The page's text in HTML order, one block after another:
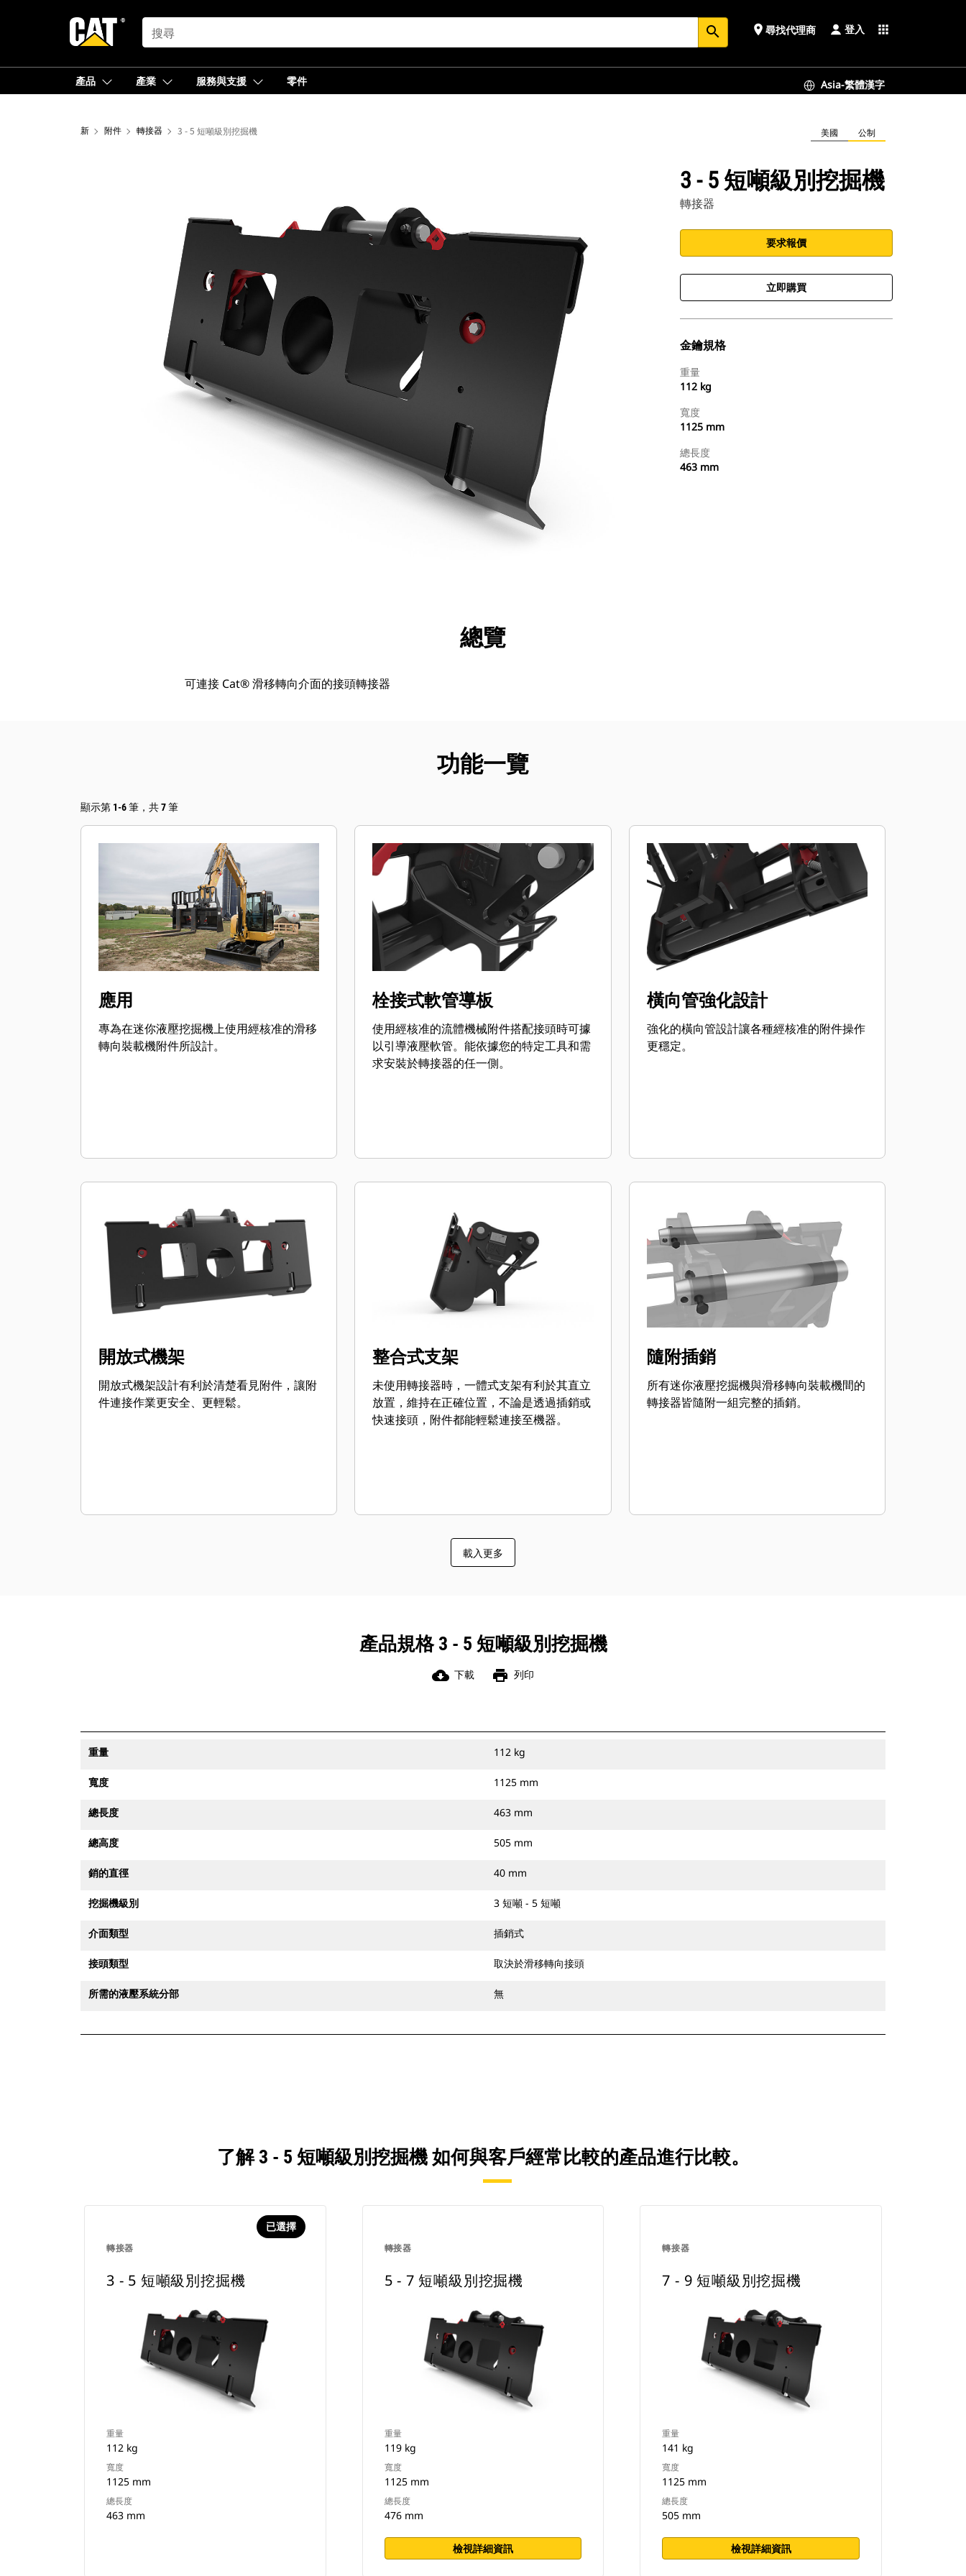
SEARCH search place 尋找代理商 登入 apps
產品 產業 服務與支援 零件 Asia-繁體漢字
新 附件 轉接器 3 - 5 短噸級別挖掘機 美國 公制
3 - 5 短噸級別挖掘機
轉接器
要求報價
立即購買
金鑰規格
重量
112 kg
寬度
1125 mm
總長度
463 mm
導覽總覽
可連接 Cat® 滑移轉向介面的接頭轉接器
功能一覽
顯示第 1-6 筆，共 7 筆
應用
專為在迷你液壓挖掘機上使用經核准的滑移
轉向裝載機附件所設計。
栓接式軟管導板
使用經核准的流體機械附件搭配接頭時可據
以引導液壓軟管。能依據您的特定工具和需
求安裝於轉接器的任一側。
橫向管強化設計
強化的橫向管設計讓各種經核准的附件操作
更穩定。
開放式機架
開放式機架設計有利於清楚看見附件，讓附
件連接作業更安全、更輕鬆。
整合式支架
未使用轉接器時，一體式支架有利於其直立
放置，維持在正確位置，不論是透過插銷或
快速接頭，附件都能輕鬆連接至機器。
隨附插銷
所有迷你液壓挖掘機與滑移轉向裝載機間的
轉接器皆隨附一組完整的插銷。
載入更多
產品規格 3 - 5 短噸級別挖掘機
cloud_download 下載 print 列印
重量 112 kg
寬度 1125 mm
總長度 463 mm
總高度 505 mm
銷的直徑 40 mm
挖掘機級別 3 短噸 - 5 短噸
介面類型 插銷式
接頭類型 取決於滑移轉向接頭
所需的液壓系統分部 無
了解 3 - 5 短噸級別挖掘機 如何與客戶經常比較的產品進行比較。
轉接器
已選擇
3 - 5 短噸級別挖掘機
重量
112 kg
寬度
1125 mm
總長度
463 mm
轉接器
5 - 7 短噸級別挖掘機
重量
119 kg
寬度
1125 mm
總長度
476 mm
檢視詳細資訊
轉接器
7 - 9 短噸級別挖掘機
重量
141 kg
寬度
1125 mm
總長度
505 mm
檢視詳細資訊